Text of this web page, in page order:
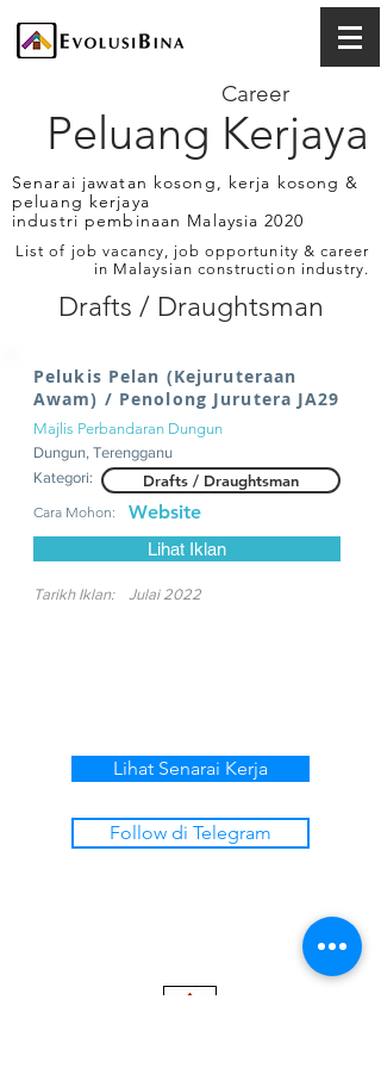
Peluang Kerjaya
Career
Senarai jawatan kosong, kerja kosong &
peluang kerjaya
industri pembinaan Malaysia 2020
List of job vacancy, job opportunity & career
in Malaysian construction industry.
Drafts / Draughtsman
Pelukis Pelan (Kejuruteraan
Awam) / Penolong Jurutera JA29
Majlis Perbandaran Dungun
Dungun, Terengganu
Kategori:
Drafts / Draughtsman
Cara Mohon: Website
Lihat Iklan
Tarikh Iklan: Julai 2022
Lihat Senarai Kerja
Follow di Telegram